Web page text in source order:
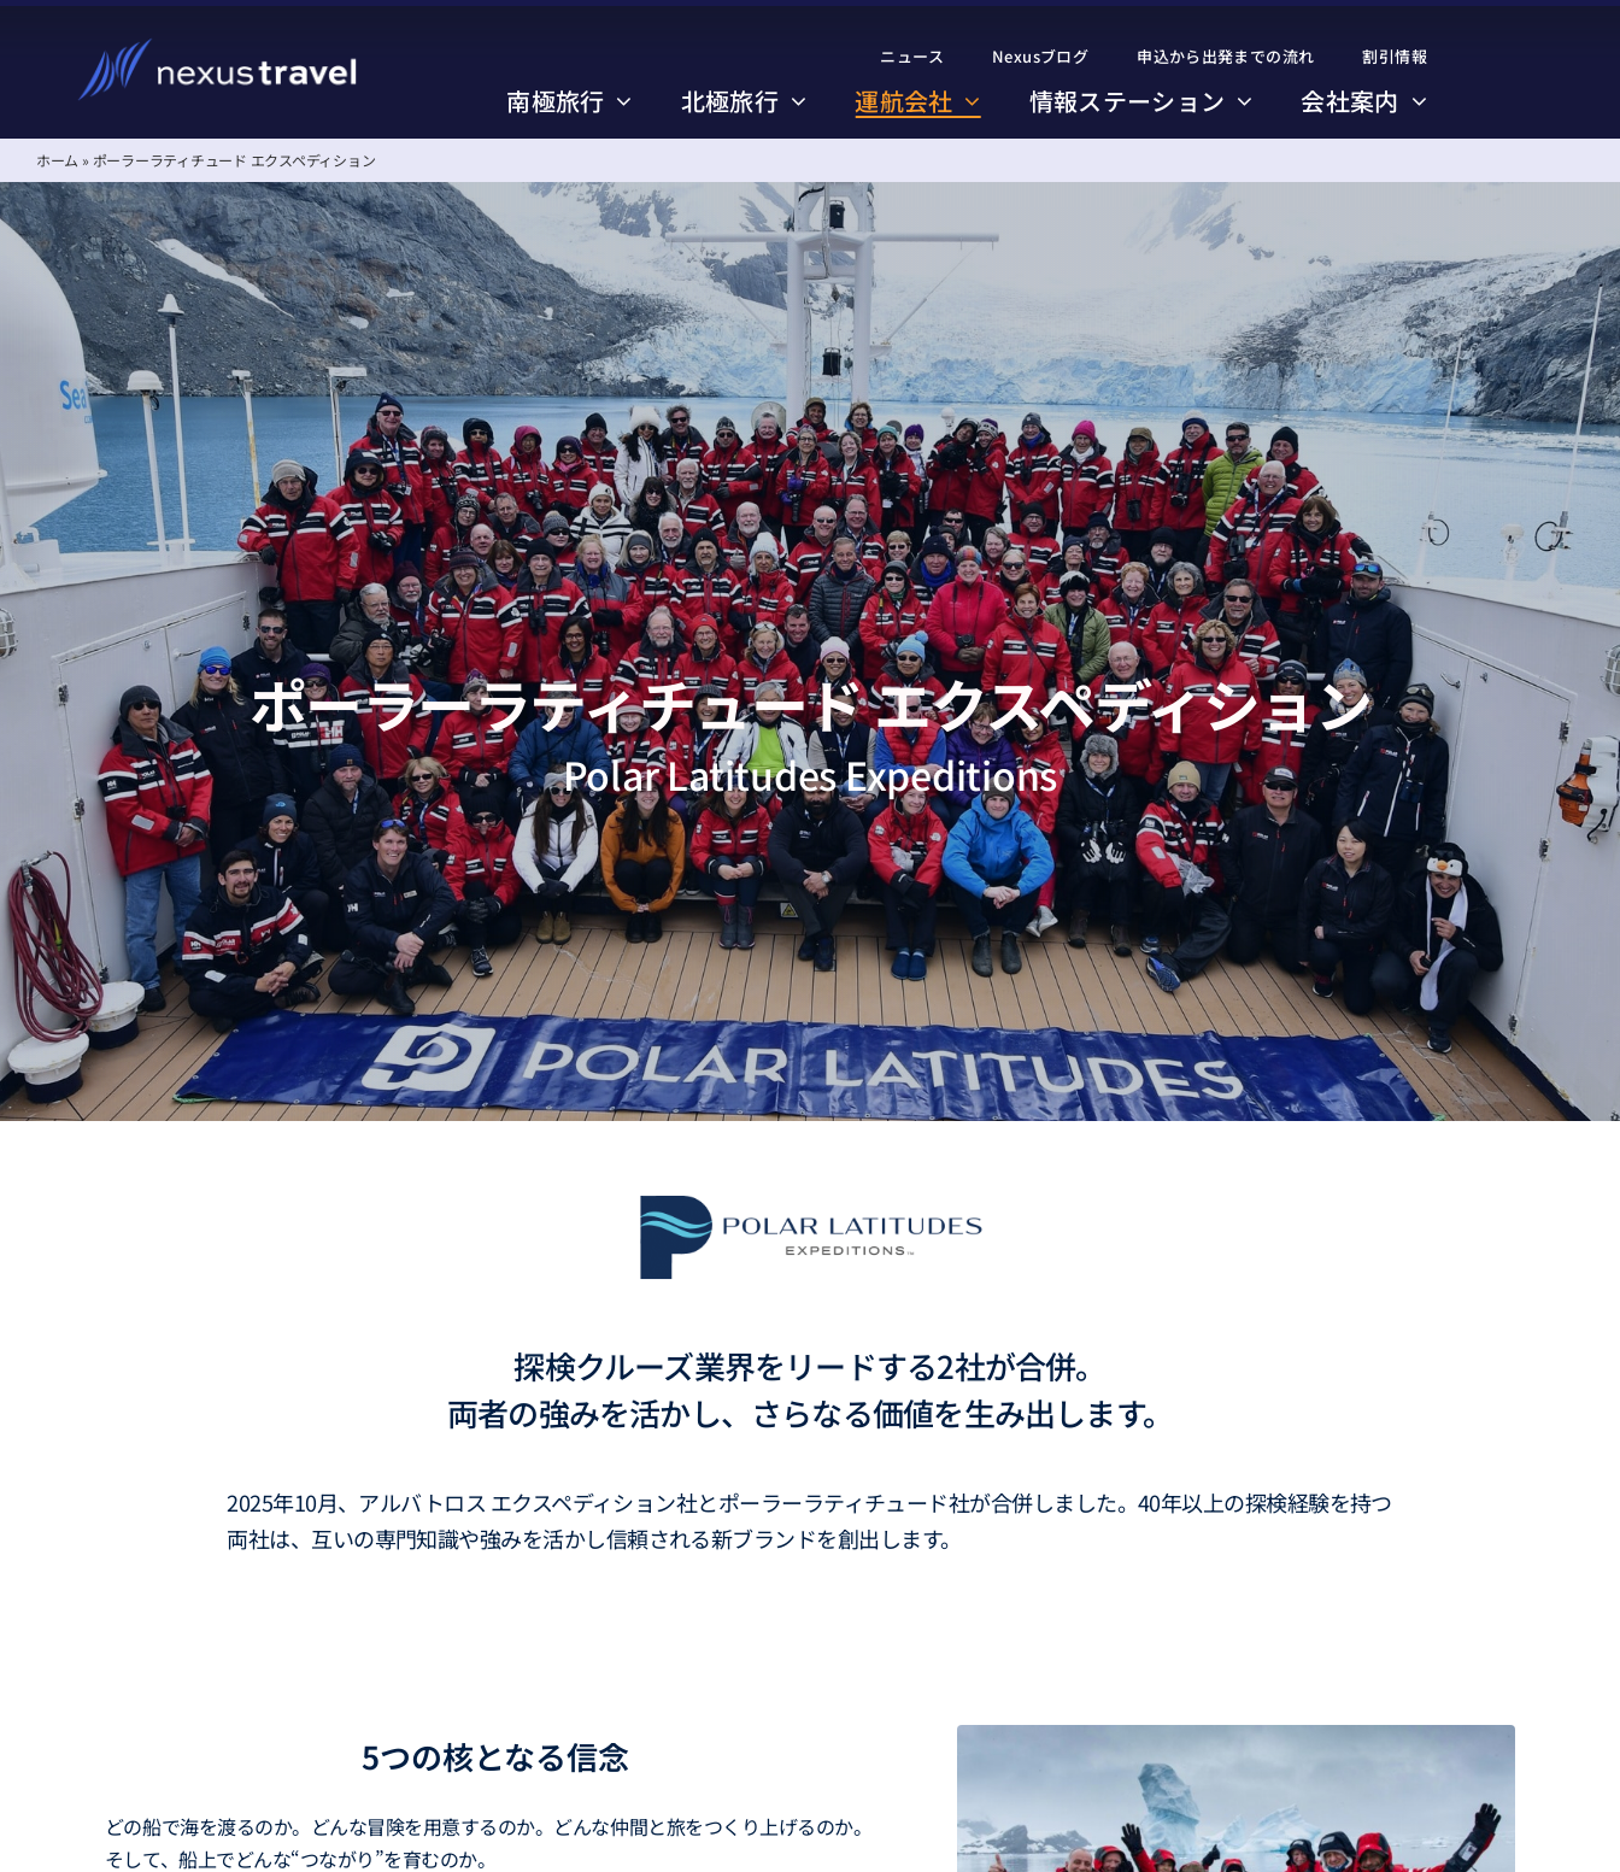
ニュース Nexusブログ 申込から出発までの流れ 割引情報
南極旅行
南極クルーズ、南極旅行のコース一覧
失敗しない南極旅行の選び方のポイント
北極旅行 運航会社 情報ステーション 会社案内
ニュース Nexusブログ 申込から出発までの流れ 割引情報
南極旅行
南極クルーズ、南極旅行のコース一覧
失敗しない南極旅行の選び方のポイント
北極旅行 運航会社 情報ステーション 会社案内
ホーム » ポーラーラティチュード エクスペディション
ポーラーラティチュード エクスペディション
Polar Latitudes Expeditions
探検クルーズ業界をリードする2社が合併。
両者の強みを活かし、さらなる価値を生み出します。
2025年10月、アルバトロス エクスペディション社とポーラーラティチュード社が合併しました。40年以上の探検経験を持つ
両社は、互いの専門知識や強みを活かし信頼される新ブランドを創出します。
5つの核となる信念
どの船で海を渡るのか。どんな冒険を用意するのか。どんな仲間と旅をつくり上げるのか。
そして、船上でどんな“つながり”を育むのか。